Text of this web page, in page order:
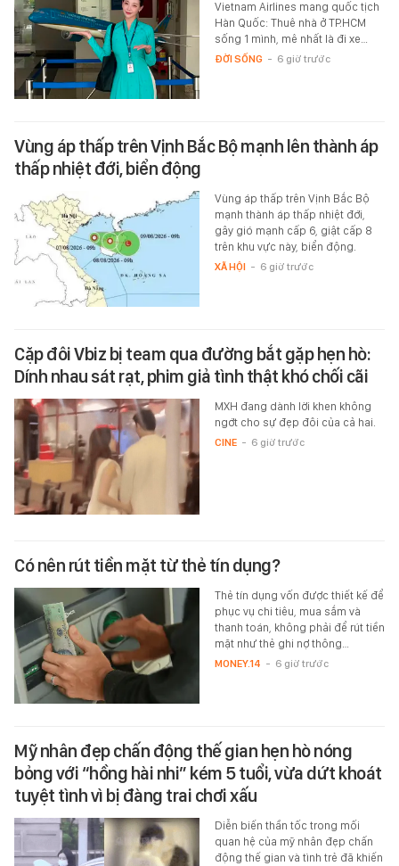
Vietnam Airlines mang quốc tịch
Hàn Quốc: Thuê nhà ở TP.HCM
sống 1 mình, mê nhất là đi xe…
ĐỜI SỐNG - 6 giờ trước
Vùng áp thấp trên Vịnh Bắc Bộ mạnh lên thành áp
thấp nhiệt đới, biển động
Vùng áp thấp trên Vịnh Bắc Bộ
mạnh thành áp thấp nhiệt đới,
gây gió mạnh cấp 6, giật cấp 8
trên khu vực này, biển động.
XÃ HỘI - 6 giờ trước
Cặp đôi Vbiz bị team qua đường bắt gặp hẹn hò:
Dính nhau sát rạt, phim giả tình thật khó chối cãi
MXH đang dành lời khen không
ngớt cho sự đẹp đôi của cả hai.
CINE - 6 giờ trước
Có nên rút tiền mặt từ thẻ tín dụng?
Thẻ tín dụng vốn được thiết kế để
phục vụ chi tiêu, mua sắm và
thanh toán, không phải để rút tiền
mặt như thẻ ghi nợ thông…
MONEY.14 - 6 giờ trước
Mỹ nhân đẹp chấn động thế gian hẹn hò nóng
bỏng với “hồng hài nhi” kém 5 tuổi, vừa dứt khoát
tuyệt tình vì bị đàng trai chơi xấu
Diễn biến thần tốc trong mối
quan hệ của mỹ nhân đẹp chấn
động thế gian và tình trẻ đã khiến